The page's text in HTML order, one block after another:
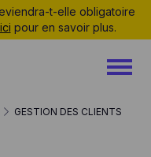
t-elle obligatoire
ici pour en savoir plus.
GESTION DES CLIENTS